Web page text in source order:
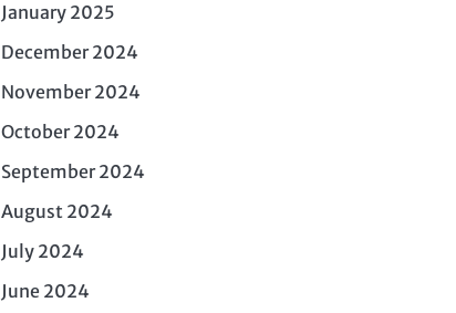
January 2025
December 2024
November 2024
October 2024
September 2024
August 2024
July 2024
June 2024